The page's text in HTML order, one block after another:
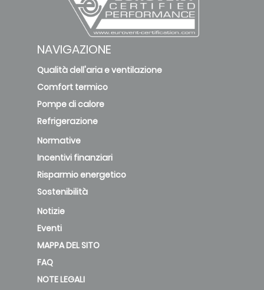
NAVIGAZIONE
Qualità dell'aria e ventilazione
Comfort termico
Pompe di calore
Refrigerazione
Normative
Incentivi finanziari
Risparmio energetico
Sostenibilità
Notizie
Eventi
MAPPA DEL SITO
FAQ
NOTE LEGALI